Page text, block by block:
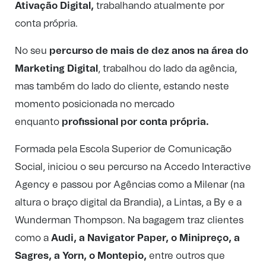
Ativação Digital, trabalhando atualmente por
conta própria.
No seu percurso de mais de dez anos na área do
Marketing Digital , trabalhou do lado da agência,
mas também do lado do cliente, estando neste
momento posicionada no mercado
enquanto profissional por conta própria.
Formada pela Escola Superior de Comunicação
Social, iniciou o seu percurso na Accedo Interactive
Agency e passou por Agências como a Milenar (na
altura o braço digital da Brandia), a Lintas, a By e a
Wunderman Thompson. Na bagagem traz clientes
como a Audi, a Navigator Paper, o Minipreço, a
Sagres, a Yorn, o Montepio, entre outros que